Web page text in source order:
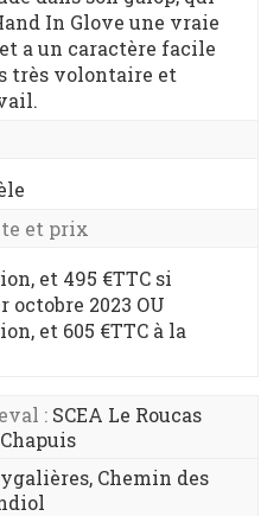
In Glove une vraie
a un caractère facile
très volontaire et
et prix
et 495 €TTC si
octobre 2023 OU
et 605 €TTC à la
: SCEA Le Roucas
Chemin des